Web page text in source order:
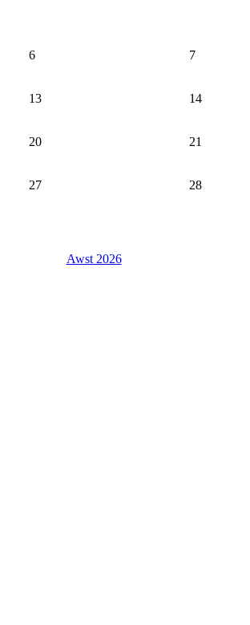
6 7
13 14
20 21
27 28
Awst 2026